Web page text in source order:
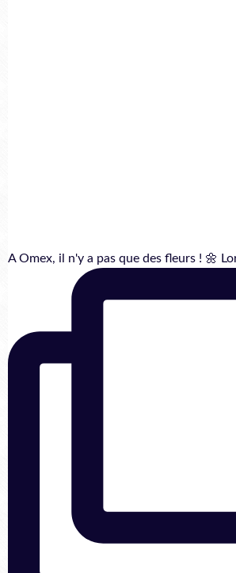
A Omex, il n'y a pas que des fleurs ! 🌼